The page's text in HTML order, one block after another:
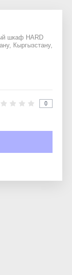
шкаф HARD
Кыргызстану,
0